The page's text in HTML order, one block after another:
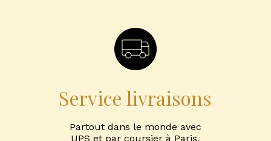
Service livraisons
Partout dans le monde avec
UPS et par coursier à Paris.